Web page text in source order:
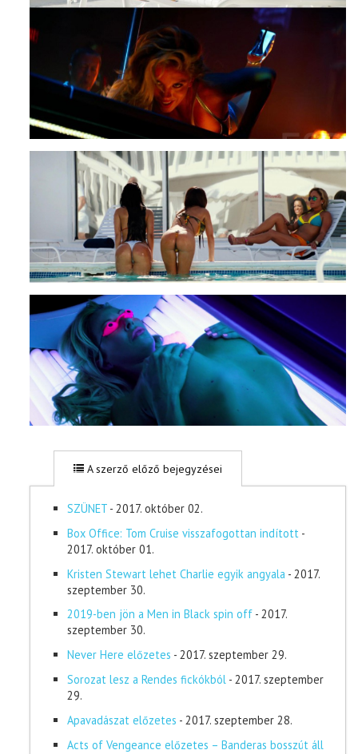
A szerző előző bejegyzései
SZÜNET - 2017. október 02.
Box Office: Tom Cruise visszafogottan indított -
2017. október 01.
Kristen Stewart lehet Charlie egyik angyala - 2017.
szeptember 30.
2019-ben jön a Men in Black spin off - 2017.
szeptember 30.
Never Here előzetes - 2017. szeptember 29.
Sorozat lesz a Rendes fickókból - 2017. szeptember
29.
Apavadászat előzetes - 2017. szeptember 28.
Acts of Vengeance előzetes – Banderas bosszút áll